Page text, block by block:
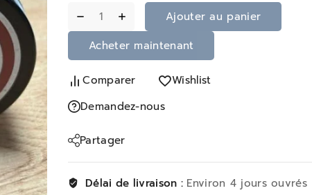
Ajouter au panier
Acheter maintenant
Comparer
Wishlist
Demandez-nous
Partager
Délai de livraison : Environ 4 jours ouvrés